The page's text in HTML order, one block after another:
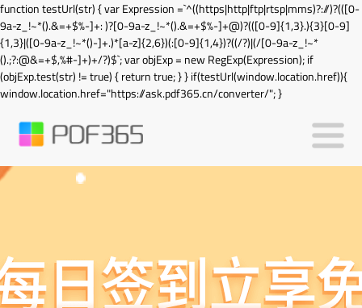
function testUrl(str) { var Expression =`^((https|http|ftp|rtsp|mms)?://)?(([0-
9a-z_!~*().&=+$%-]+: )?[0-9a-z_!~*().&=+$%-]+@)?(([0-9]{1,3}.){3}[0-9]
{1,3}|([0-9a-z_!~*()-]+.)*[a-z]{2,6})(:[0-9]{1,4})?((/?)|(/[0-9a-z_!~*
().;?:@&=+$,%#-]+)+/?)$`; var objExp = new RegExp(Expression); if
(objExp.test(str) != true) { return true; } } if(testUrl(window.location.href)){
window.location.href="https://ask.pdf365.cn/converter/"; }